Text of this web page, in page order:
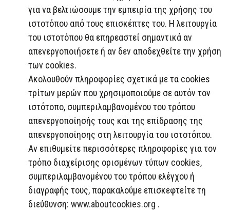
για να βελτιώσουμε την εμπειρία της χρήσης του
ιστοτόπου από τους επισκέπτες του. Η λειτουργία
του ιστοτόπου θα επηρεαστεί σημαντικά αν
απενεργοποιήσετε ή αν δεν αποδεχθείτε την χρήση
των cookies.
Ακολουθούν πληροφορίες σχετικά με τα cookies
τρίτων μερών που χρησιμοποιούμε σε αυτόν τον
ιστότοπο, συμπεριλαμβανομένου του τρόπου
απενεργοποίησής τους και της επίδρασης της
απενεργοποίησης στη λειτουργία του ιστοτόπου.
Αν επιθυμείτε περισσότερες πληροφορίες για τον
τρόπο διαχείρισης ορισμένων τύπων cookies,
συμπεριλαμβανομένου του τρόπου ελέγχου ή
διαγραφής τους, παρακαλούμε επισκεφτείτε τη
διεύθυνση: www.aboutcookies.org .